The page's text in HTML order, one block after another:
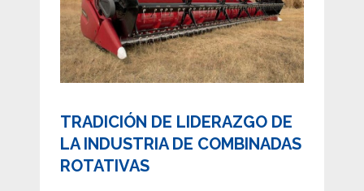
TRADICIÓN DE LIDERAZGO DE
LA INDUSTRIA DE COMBINADAS
ROTATIVAS